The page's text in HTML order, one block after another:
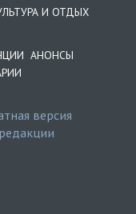
И ОТДЫХ
АНОНСЫ
версия